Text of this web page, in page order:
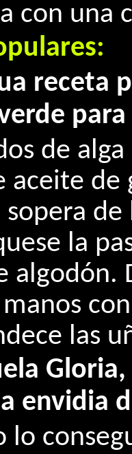
con una
receta
de
aceite
sopera
la
algodón.
manos
las
envidia
lo